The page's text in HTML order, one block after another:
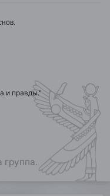
и правды."
группа.